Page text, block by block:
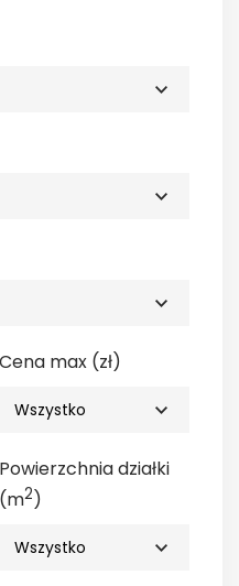
Cena max (zł)
Powierzchnia działki
(m2)